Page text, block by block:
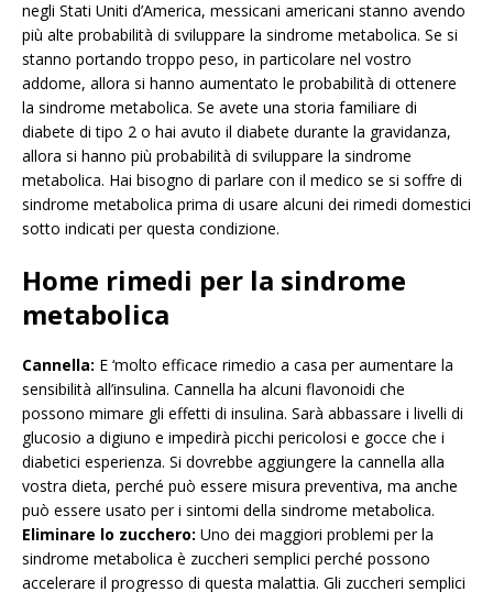
negli Stati Uniti d’America, messicani americani stanno avendo
più alte probabilità di sviluppare la sindrome metabolica. Se si
stanno portando troppo peso, in particolare nel vostro
addome, allora si hanno aumentato le probabilità di ottenere
la sindrome metabolica. Se avete una storia familiare di
diabete di tipo 2 o hai avuto il diabete durante la gravidanza,
allora si hanno più probabilità di sviluppare la sindrome
metabolica. Hai bisogno di parlare con il medico se si soffre di
sindrome metabolica prima di usare alcuni dei rimedi domestici
sotto indicati per questa condizione.
Home rimedi per la sindrome
metabolica
Cannella: E ‘molto efficace rimedio a casa per aumentare la
sensibilità all’insulina. Cannella ha alcuni flavonoidi che
possono mimare gli effetti di insulina. Sarà abbassare i livelli di
glucosio a digiuno e impedirà picchi pericolosi e gocce che i
diabetici esperienza. Si dovrebbe aggiungere la cannella alla
vostra dieta, perché può essere misura preventiva, ma anche
può essere usato per i sintomi della sindrome metabolica.
Eliminare lo zucchero: Uno dei maggiori problemi per la
sindrome metabolica è zuccheri semplici perché possono
accelerare il progresso di questa malattia. Gli zuccheri semplici